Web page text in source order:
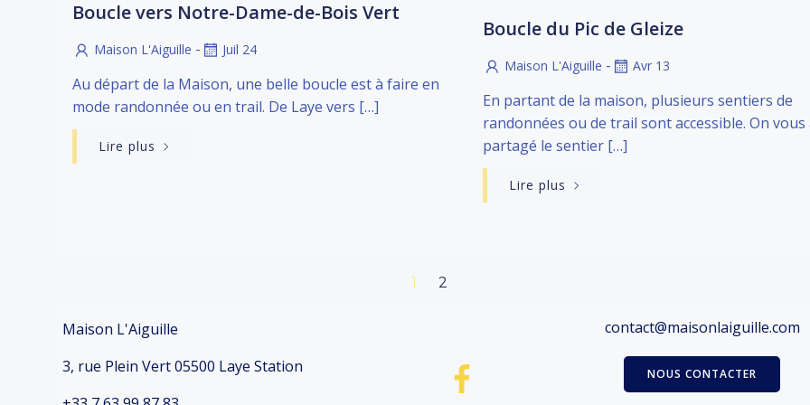
Boucle vers Notre-Dame-de-Bois Vert
Maison L'Aiguille - Juil 24
Au départ de la Maison, une belle boucle est à faire en
mode randonnée ou en trail. De Laye vers […]
Lire plus
Boucle du Pic de Gleize
Maison L'Aiguille - Avr 13
En partant de la maison, plusieurs sentiers de
randonnées ou de trail sont accessible. On vous
partagé le sentier […]
Lire plus
navigation
Page
1 Page
2
Maison L'Aiguille
3, rue Plein Vert 05500 Laye Station
contact@maisonlaiguille.com
NOUS CONTACTER